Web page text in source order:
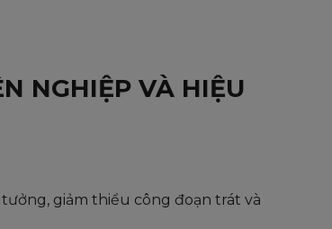
NGHIỆP VÀ HIỆU
giảm thiểu công đoạn trát và